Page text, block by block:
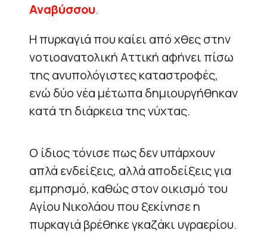
Αναβύσσου.
Η πυρκαγιά που καίει από χθες στην
νοτιοανατολική Αττική αφήνει πίσω
της ανυπολόγιστες καταστροφές,
ενώ δύο νέα μέτωπα δημιουργήθηκαν
κατά τη διάρκεια της νύχτας.
Ο ίδιος τόνισε πως δεν υπάρχουν
απλά ενδείξεις, αλλά αποδείξεις για
εμπρησμό, καθώς στον οικισμό του
Αγίου Νικολάου που ξεκίνησε η
πυρκαγιά βρέθηκε γκαζάκι υγραερίου.